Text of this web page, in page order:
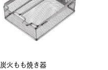
炭火もも焼き器